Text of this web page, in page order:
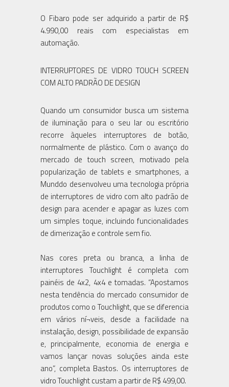
O Fibaro pode ser adquirido a partir de R$
4.990,00 reais com especialistas em
automação.
INTERRUPTORES DE VIDRO TOUCH SCREEN
COM ALTO PADRÃO DE DESIGN
Quando um consumidor busca um sistema
de iluminação para o seu lar ou escritório
recorre àqueles interruptores de botão,
normalmente de plástico. Com o avanço do
mercado de touch screen, motivado pela
popularização de tablets e smartphones, a
Munddo desenvolveu uma tecnologia própria
de interruptores de vidro com alto padrão de
design para acender e apagar as luzes com
um simples toque, incluindo funcionalidades
de dimerização e controle sem fio.
Nas cores preta ou branca, a linha de
interruptores Touchlight é completa com
painéis de 4x2, 4x4 e tomadas. “Apostamos
nesta tendência do mercado consumidor de
produtos como o Touchlight, que se diferencia
em vários ní¬veis, desde a facilidade na
instalação, design, possibilidade de expansão
e, principalmente, economia de energia e
vamos lançar novas soluções ainda este
ano”, completa Bastos. Os interruptores de
vidro Touchlight custam a partir de R$ 499,00.